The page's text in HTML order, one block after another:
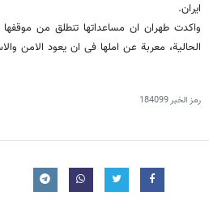
ایران.
واکدت طهران ان مساعداتها تنطلق من
الحالیة، معربة عن املها فی ان یعود الامن
رمز الخبر184099